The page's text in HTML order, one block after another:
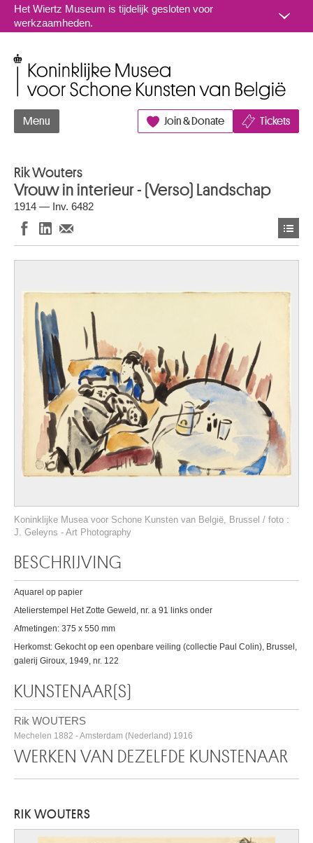
Naar inhoud
Het Wiertz Museum is tijdelijk gesloten voor
werkzaamheden.
Menu Join & Donate Tickets
Rik Wouters
Vrouw in interieur - (Verso) Landschap
1914 — Inv. 6482
Koninklijke Musea voor Schone Kunsten van België, Brussel / foto :
J. Geleyns - Art Photography
BESCHRIJVING
Aquarel op papier
Atelierstempel Het Zotte Geweld, nr. a 91 links onder
Afmetingen: 375 x 550 mm
Herkomst: Gekocht op een openbare veiling (collectie Paul Colin), Brussel,
galerij Giroux, 1949, nr. 122
KUNSTENAAR(S)
Rik WOUTERS
Mechelen 1882 - Amsterdam (Nederland) 1916
WERKEN VAN DEZELFDE KUNSTENAAR
RIK WOUTERS